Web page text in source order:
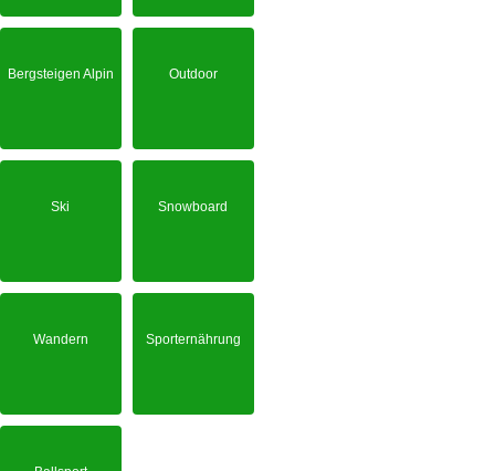
Bergsteigen Alpin Outdoor
Ski Snowboard
Wandern Sporternährung